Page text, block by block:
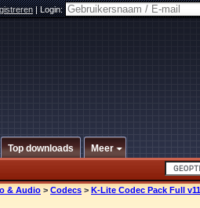
|Login:
Top downloads Meer
& Audio > Codecs > K-Lite Codec Pack Full